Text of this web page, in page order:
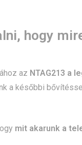
hogy
az NTAG213 a
a későbbi
mit akarunk a